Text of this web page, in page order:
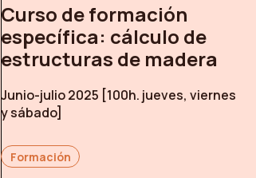
Curso de formación
específica: cálculo de
estructuras de madera
Junio-julio 2025 [100h. jueves, viernes
y sábado]
Formación